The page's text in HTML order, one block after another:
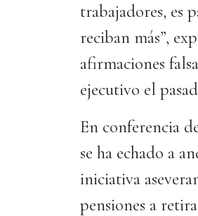
trabajadores, es
reciban más”,
afirmaciones
ejecutivo el
En conferencia
se ha echado a
iniciativa
pensiones a